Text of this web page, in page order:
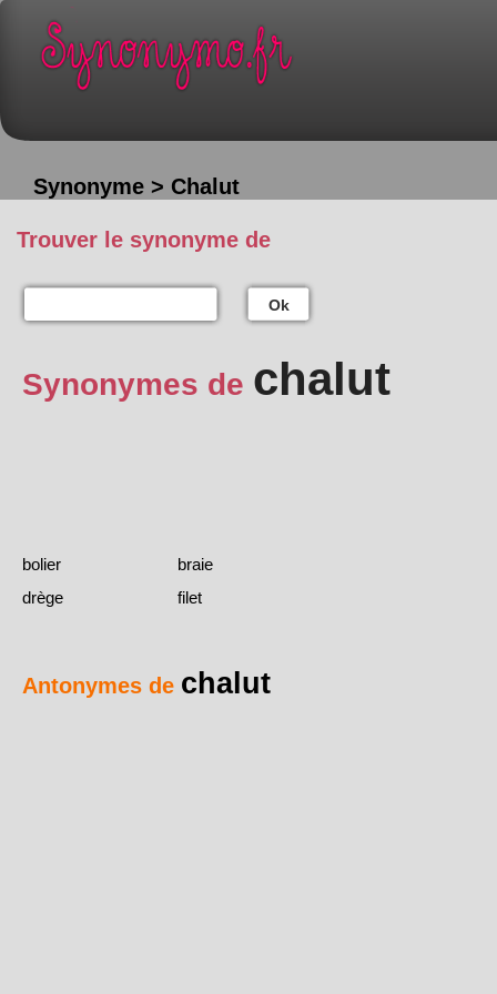
Synonyme > Chalut
Trouver le synonyme de
Ok
Synonymes de chalut
bolier
braie
drège
filet
Antonymes de chalut